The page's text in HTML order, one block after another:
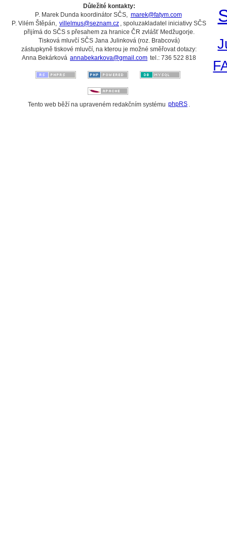
Důležité kontakty:
P. Marek Dunda koordinátor SČS,
marek@fatym.com
P. Vilém Štěpán,
villelmus@seznam.cz
, spoluzakladatel iniciativy SČS
přijímá do SČS s přesahem za hranice ČR zvlášť Medžugorje.
Tisková mluvčí SČS Jana Julinková (roz. Brabcová)
zástupkyně tiskové mluvčí, na kterou je možné směřovat dotazy:
Anna Bekárková annabekarkova@gmail.com tel.: 736 522 818
Tento web běží na upraveném redakčním systému phpRS